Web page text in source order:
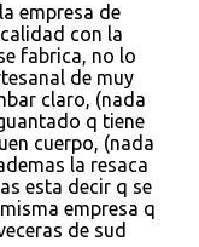
empresa de
con la
fabrica, no lo
de muy
claro, (nada
q tiene
cuerpo, (nada
la resaca
esta decir q se
empresa q
de sud